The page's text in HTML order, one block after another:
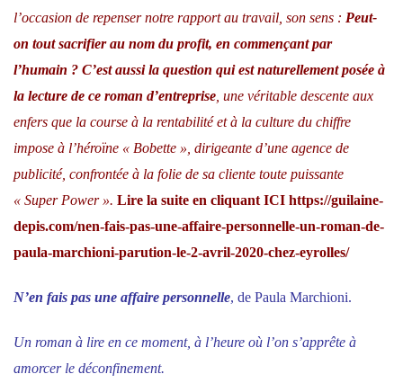
l’occasion de repenser notre rapport au travail, son sens : Peut-
on tout sacrifier au nom du profit, en commençant par
l’humain ? C’est aussi la question qui est naturellement posée à
la lecture de ce roman d’entreprise , une véritable descente aux
enfers que la course à la rentabilité et à la culture du chiffre
impose à l’héroïne « Bobette », dirigeante d’une agence de
publicité, confrontée à la folie de sa cliente toute puissante
« Super Power ». Lire la suite en cliquant ICI https://guilaine-
depis.com/nen-fais-pas-une-affaire-personnelle-un-roman-de-
paula-marchioni-parution-le-2-avril-2020-chez-eyrolles/
N’en fais pas une affaire personnelle, de Paula Marchioni.
Un roman à lire en ce moment, à l’heure où l’on s’apprête à
amorcer le déconfinement.